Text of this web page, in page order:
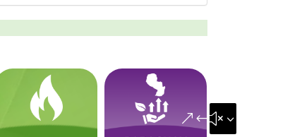
&#x35;